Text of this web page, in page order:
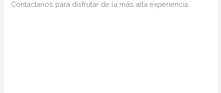
Contáctanos para disfrutar de la más alta experiencia.